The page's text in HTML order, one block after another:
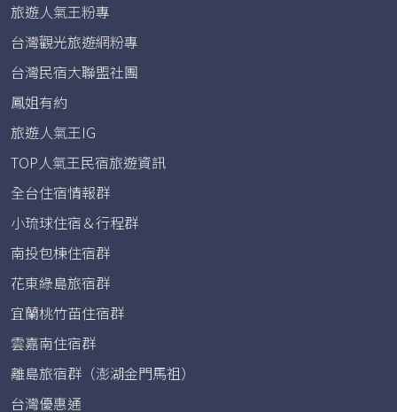
旅遊人氣王粉專
台灣觀光旅遊網粉專
台灣民宿大聯盟社團
鳳姐有約
旅遊人氣王IG
TOP人氣王民宿旅遊資訊
全台住宿情報群
小琉球住宿＆行程群
南投包棟住宿群
花東綠島旅宿群
宜蘭桃竹苗住宿群
雲嘉南住宿群
離島旅宿群（澎湖金門馬祖）
台灣優惠通